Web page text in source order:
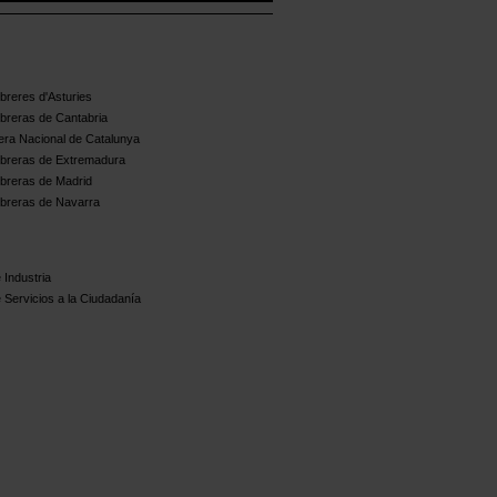
d'Asturies
de Cantabria
Nacional de Catalunya
de Extremadura
de Madrid
de Navarra
Industria
Servicios a la Ciudadanía